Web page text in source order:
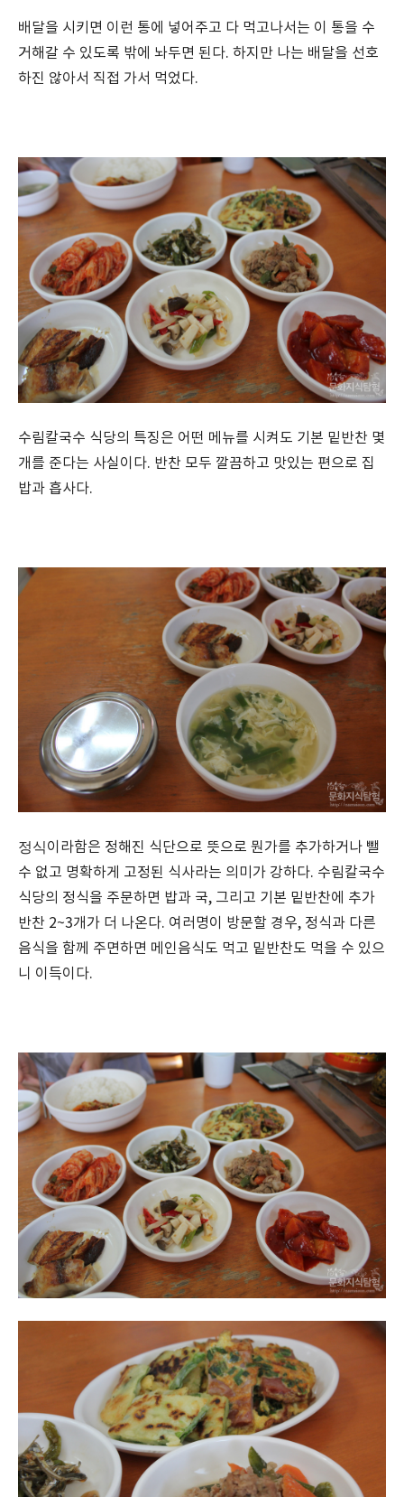
배달을 시키면 이런 통에 넣어주고 다 먹고나서는 이 통을 수
거해갈 수 있도록 밖에 놔두면 된다. 하지만 나는 배달을 선호
하진 않아서 직접 가서 먹었다.
수림칼국수 식당의 특징은 어떤 메뉴를 시켜도 기본 밑반찬 몇
개를 준다는 사실이다. 반찬 모두 깔끔하고 맛있는 편으로 집
밥과 흡사다.
정식이라함은 정해진 식단으로 뜻으로 뭔가를 추가하거나 뺄
수 없고 명확하게 고정된 식사라는 의미가 강하다. 수림칼국수
식당의 정식을 주문하면 밥과 국, 그리고 기본 밑반찬에 추가
반찬 2~3개가 더 나온다. 여러명이 방문할 경우, 정식과 다른
음식을 함께 주면하면 메인음식도 먹고 밑반찬도 먹을 수 있으
니 이득이다.